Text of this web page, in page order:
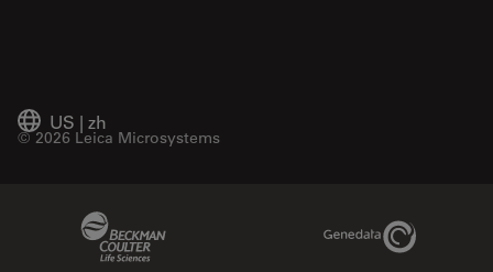
US | zh
© 2026 Leica Microsystems
Genedata Link